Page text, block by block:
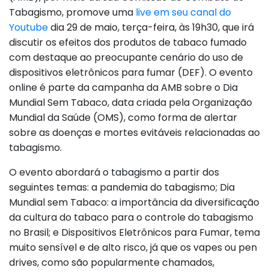
Tabagismo, promove uma live em seu canal do
Youtubedia 29 de maio, terça-feira, às 19h30, que irá
discutir os efeitos dos produtos de tabaco fumado
com destaque ao preocupante cenário do uso de
dispositivos eletrônicos para fumar (DEF). O evento
online é parte da campanha da AMB sobre o Dia
Mundial Sem Tabaco, data criada pela Organização
Mundial da Saúde (OMS), como forma de alertar
sobre as doenças e mortes evitáveis relacionadas ao
tabagismo.
O evento abordará o tabagismo a partir dos
seguintes temas: a pandemia do tabagismo; Dia
Mundial sem Tabaco: a importância da diversificação
da cultura do tabaco para o controle do tabagismo
no Brasil; e Dispositivos Eletrônicos para Fumar, tema
muito sensível e de alto risco, já que os vapes ou pen
drives, como são popularmente chamados,